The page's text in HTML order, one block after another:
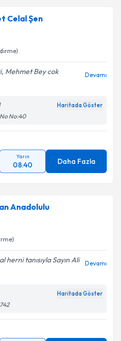
Celal Şen
Mehmet Bey cok
Devamı
Haritada Göster
No:40
Yarın
08:40 Daha Fazla
Anadolulu
herni tanısıyla Sayın Ali
Devamı
Haritada Göster